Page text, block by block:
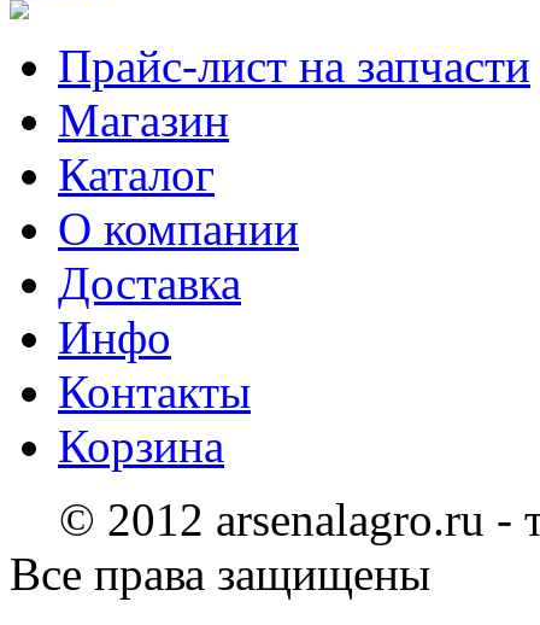
Прайс-лист на запчасти
Магазин
Каталог
О компании
Доставка
Инфо
Контакты
Корзина
© 2012 arsenalagro.ru -
Все права защищены